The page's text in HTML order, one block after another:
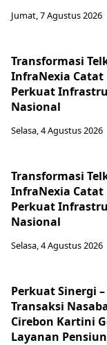
Jumat, 7 Agustus 2026
Transformasi
InfraNexia
Perkuat
Nasional
Selasa, 4 Agustus 2026
Transformasi
InfraNexia
Perkuat
Nasional
Selasa, 4 Agustus 2026
Perkuat Sinergi
Transaksi
Cirebon Kartini
Layanan